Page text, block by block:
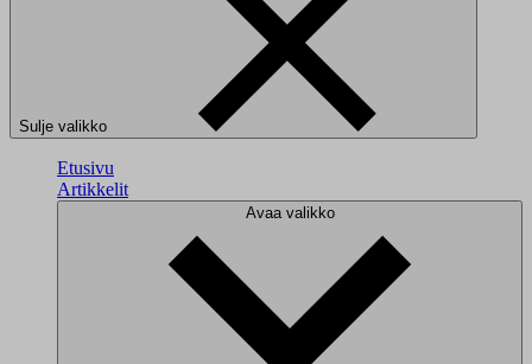
Sulje valikko
Etusivu
Artikkelit
Avaa valikko